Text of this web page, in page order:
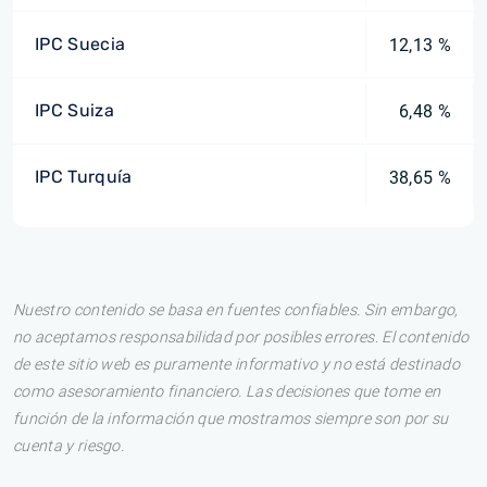
IPC Suecia 12,13 %
IPC Suiza 6,48 %
IPC Turquía 38,65 %
Nuestro contenido se basa en fuentes confiables. Sin embargo,
no aceptamos responsabilidad por posibles errores. El contenido
de este sitio web es puramente informativo y no está destinado
como asesoramiento financiero. Las decisiones que tome en
función de la información que mostramos siempre son por su
cuenta y riesgo.